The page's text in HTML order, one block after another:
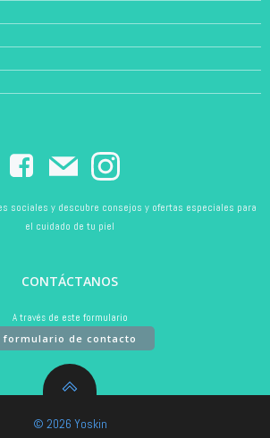
sociales y descubre consejos y ofertas especiales para
el cuidado de tu piel
CONTÁCTANOS
A través de este formulario
formulario de contacto
© 2026 Yoskin